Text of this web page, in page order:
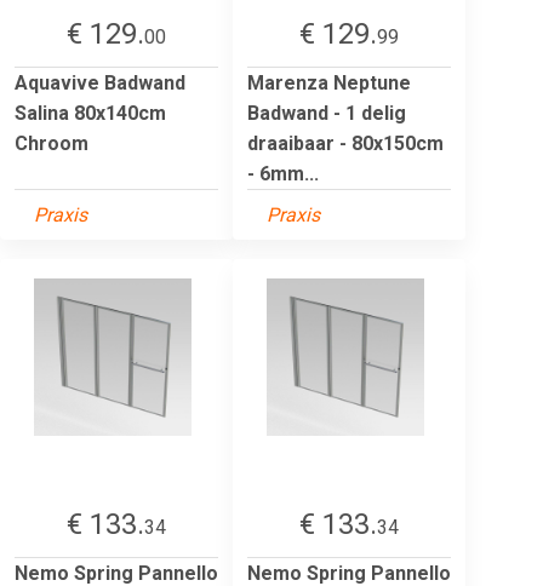
€ 129.00
Aquavive Badwand
Salina 80x140cm
Chroom
Praxis
€ 129.99
Marenza Neptune
Badwand - 1 delig
draaibaar - 80x150cm
- 6mm...
Praxis
€ 133.34
Nemo Spring Pannello
€ 133.34
Nemo Spring Pannello